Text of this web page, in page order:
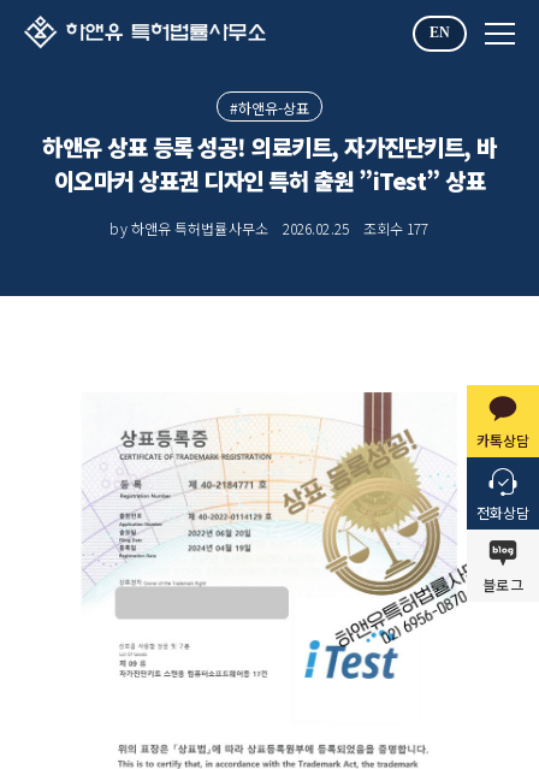
EN
카톡상담
전화상담
블로그
#하앤유-상표
하앤유 상표 등록 성공! 의료키트, 자가진단키트, 바
이오마커 상표권 디자인 특허 출원 ”iTest” 상표
by 하앤유 특허법률사무소 2026.02.25 조회수 177